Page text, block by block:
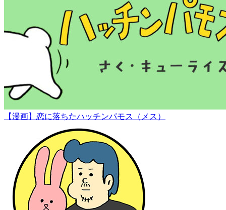
【漫画】恋に落ちたハッチンパモス（メス）